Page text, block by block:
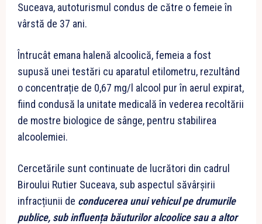
Suceava, autoturismul condus de către o femeie în
vârstă de 37 ani.
Întrucât emana halenă alcoolică, femeia a fost
supusă unei testări cu aparatul etilometru, rezultând
o concentrație de 0,67 mg/l alcool pur în aerul expirat,
fiind condusă la unitate medicală în vederea recoltării
de mostre biologice de sânge, pentru stabilirea
alcoolemiei.
Cercetările sunt continuate de lucrători din cadrul
Biroului Rutier Suceava, sub aspectul săvârşirii
infracțiunii de conducerea unui vehicul pe drumurile
publice, sub influența băuturilor alcoolice sau a altor